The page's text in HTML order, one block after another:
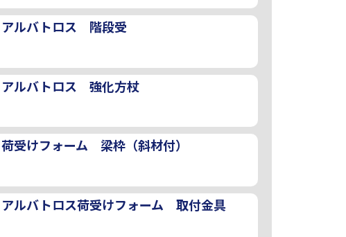
アルバトロス 階段受
アルバトロス 強化方杖
荷受けフォーム 梁枠（斜材付）
アルバトロス荷受けフォーム 取付金具